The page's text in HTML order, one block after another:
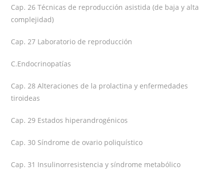
Cap. 26 Técnicas de reproducción asistida (de baja y alta
complejidad)
Cap. 27 Laboratorio de reproducción
C.Endocrinopatías
Cap. 28 Alteraciones de la prolactina y enfermedades
tiroideas
Cap. 29 Estados hiperandrogénicos
Cap. 30 Síndrome de ovario poliquístico
Cap. 31 Insulinorresistencia y síndrome metabólico